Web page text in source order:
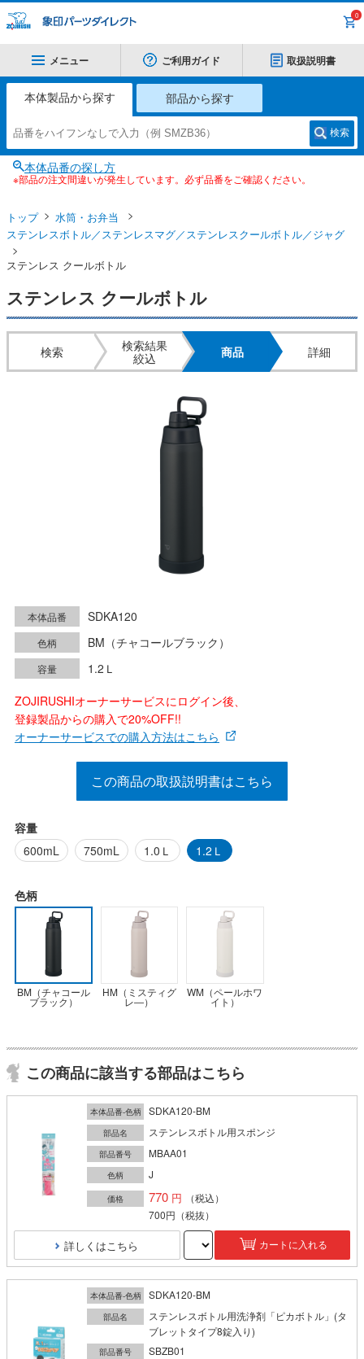
0
メニュー ご利用ガイド 取扱説明書
本体製品から探す 部品から探す
検索
本体品番の探し方
※部品の注文間違いが発生しています。必ず品番をご確認ください。
トップ
水筒・お弁当
ステンレスボトル／ステンレスマグ／ステンレスクールボトル／ジャグ
ステンレス クールボトル
ステンレス クールボトル
検索
検索結果
絞込
商品 詳細
本体品番 SDKA120
色柄 BM（チャコールブラック）
容量
1.2Ｌ
ZOJIRUSHIオーナーサービスにログイン後、
登録製品からの購入で20%OFF!!
オーナーサービスでの購入方法はこちら
この商品の取扱説明書はこちら
容量
600mL
750mL 1.0Ｌ 1.2Ｌ
色柄
BM（チャコール
ブラック）
HM（ミスティグ
レ―）
WM（ペールホワ
イト）
この商品に該当する部品はこちら
本体品番-色柄 SDKA120-BM
部品名 ステンレスボトル用スポンジ
部品番号 MBAA01
色柄 J
価格 770
（税込）
700円 （税抜）
詳しくはこちら カートに入れる
本体品番-色柄 SDKA120-BM
部品名
ステンレスボトル用洗浄剤「ピカボトル」(タ
ブレットタイプ8錠入り)
部品番号 SBZB01